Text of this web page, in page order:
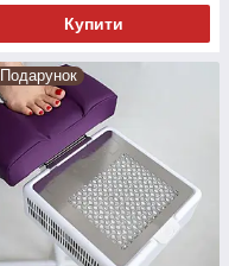
Купити
Подарунок